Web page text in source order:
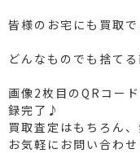
皆様のお宅にも買取
どんなものでも捨て
画像2枚目のQRコー
録完了♪
買取査定はもちろん
お気軽にお問い合わ